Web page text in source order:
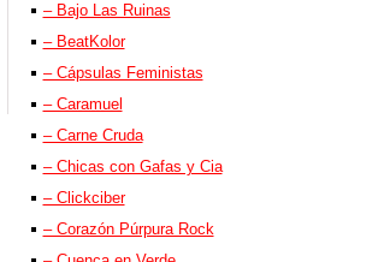
– Bajo Las Ruinas
– BeatKolor
– Cápsulas Feministas
– Caramuel
– Carne Cruda
– Chicas con Gafas y Cia
– Clickciber
– Corazón Púrpura Rock